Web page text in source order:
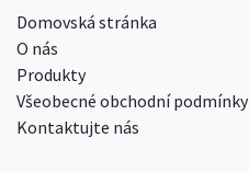
Domovská stránka
O nás
Produkty
Všeobecné obchodní podmínky
Kontaktujte nás